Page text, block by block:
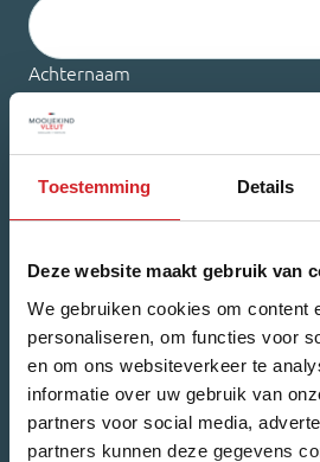
Toestemming Details
Deze website maakt gebruik van
We gebruiken cookies om content
personaliseren, om functies voor
en om ons websiteverkeer te
informatie over uw gebruik van
partners voor social media,
partners kunnen deze gegevens
Achternaam
E-mailadres*
Welk nieuws ontvang je graag?
Woonnieuws
Nieuwbouw-
Ik ga akkoord met het